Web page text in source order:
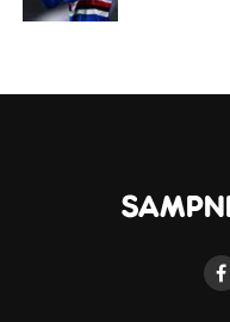
con la Roma,
club giallorosso,
presentare al
e convincente.
gradimento: